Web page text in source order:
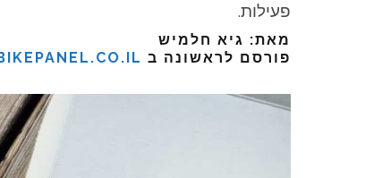
פעילות.
מאת: גיא חלמיש
פורסם לראשונה ב